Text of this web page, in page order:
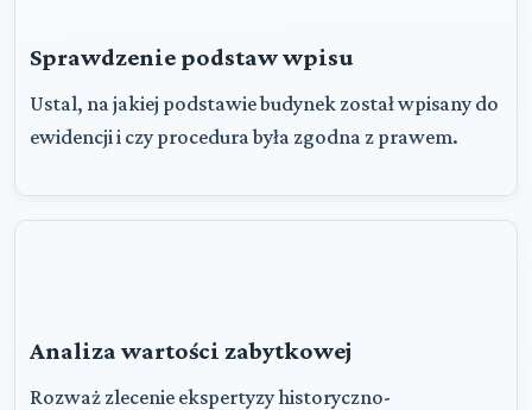
Sprawdzenie podstaw wpisu
Ustal, na jakiej podstawie budynek został wpisany do
ewidencji i czy procedura była zgodna z prawem.
Analiza wartości zabytkowej
Rozważ zlecenie ekspertyzy historyczno-